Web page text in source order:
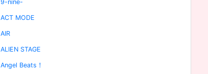
9-nine-
ACT MODE
AIR
ALIEN STAGE
Angel Beats！